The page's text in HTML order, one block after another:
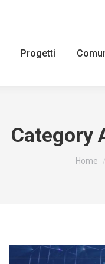
Progetti
Category
You are
Home